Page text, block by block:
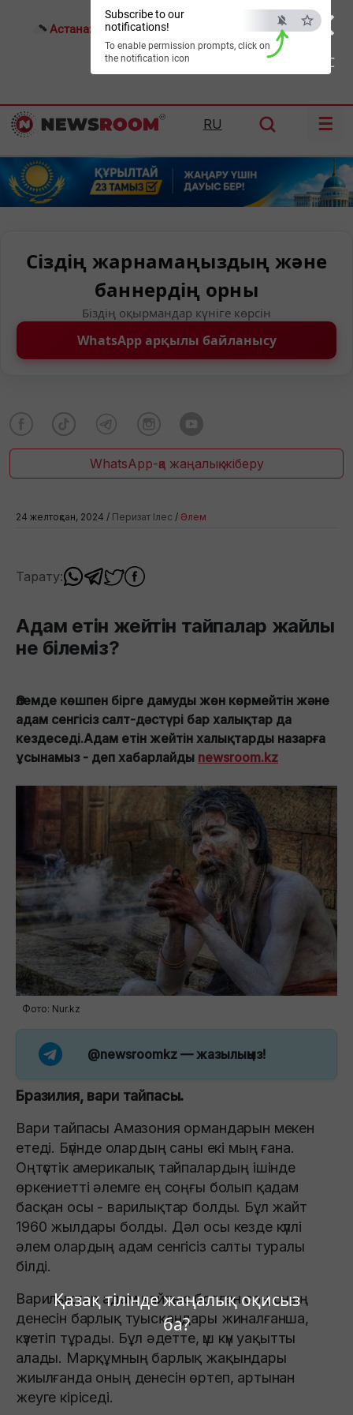
×
ESC
Қазақ тілінде жаңалық оқисыз
ба?
Subscribe to our
notifications!
To enable permission prompts, click on
the notification icon
Астана: 24°C Алматы: Шымкент:33°C
RU ☰
Сіздің жарнамаңыздың және
баннердің орны
Біздің оқырмандар күніге көрсін
WhatsApp арқылы байланысу
WhatsApp-қа жаңалық жіберу
24 желтоқсан, 2024 / Перизат Ілес / Әлем
Тарату:
Адам етін жейтін тайпалар жайлы
не білеміз?
Әлемде көшпен бірге дамуды жөн көрмейтін және
адам сенгісіз салт-дәстүрі бар халықтар да
кездеседі.Адам етін жейтін халықтарды назарға
ұсынамыз - деп хабарлайды newsroom.kz
Фото: Nur.kz
@newsroomkz — жазылыңыз!
Бразилия, вари тайпасы.
Вари тайпасы Амазония ормандарын мекен
етеді. Бүгінде олардың саны екі мың ғана.
Оңтүстік америкалық тайпалардың ішінде
өркениетті әлемге ең соңғы болып қадам
басқан осы - варилықтар болды. Бұл жайт
1960 жылдары болды. Дәл осы кезде күллі
әлем олардың адам сенгісіз салты туралы
білді.
Варилықтар адам қайтыс болған соң оның
денесін барлық туысқандары жиналғанша,
күзетіп тұрады. Бұл әдетте, үш күн уақытты
алады. Марқұмның барлық жақындары
жиылғанда оның денесін өртеп, артынан
жеуге кіріседі.